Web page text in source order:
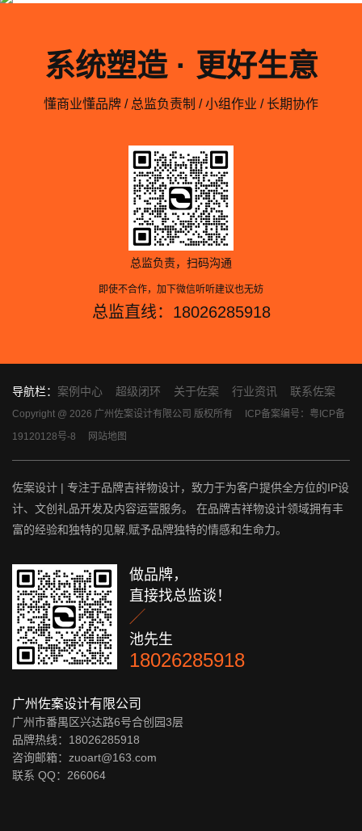
系统塑造 · 更好生意
懂商业懂品牌 / 总监负责制 / 小组作业 / 长期协作
总监负责，扫码沟通
即使不合作，加下微信听听建议也无妨
总监直线：18026285918
导航栏： 案例中心 超级闭环 关于佐案 行业资讯 联系佐案
Copyright @ 2026 广州佐案设计有限公司 版权所有 ICP备案编号：粤ICP备
19120128号-8
网站地图
佐案设计 | 专注于品牌吉祥物设计，致力于为客户提供全方位的IP设
计、文创礼品开发及内容运营服务。 在品牌吉祥物设计领域拥有丰
富的经验和独特的见解,赋予品牌独特的情感和生命力。
做品牌，
直接找总监谈！

池先生
18026285918
广州佐案设计有限公司
广州市番禺区兴达路6号合创园3层
品牌热线：18026285918
咨询邮箱：zuoart@163.com
联系 QQ： 266064